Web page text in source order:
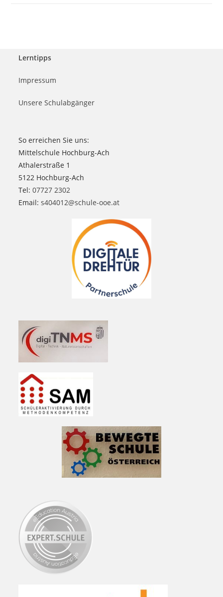
Lerntipps
Impressum
Unsere Schulabgänger
So erreichen Sie uns:
Mittelschule Hochburg-Ach
Athalerstraße 1
5122 Hochburg-Ach
Tel:07727 2302
Email:s404012@schule-ooe.at